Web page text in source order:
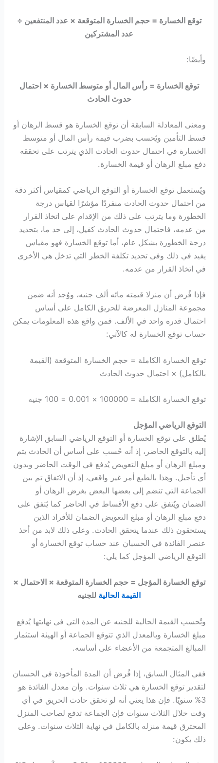
توقع الخسارة = حجم الخسارة المتوقعة × عدد المنتفعين ÷
عدد المشتركين
وأيضًا:
توقع الخسارة = رأس المال أو متوسط الخسارة × احتمال
حدوث الحادث
ومعنى المعادلة السابقة أن توقع الخسارة هو قسط الرهان أو
قسط التأمين ويُحسب بضرب قيمة رأس المال أو متوسط
الخسارة في احتمال حدوث الحادث الذي يترتب على تحققه
دفع مبلغ الرهان أو قيمة الخسارة.
ويُستعمل توقع الخسارة أو التوقع الرياضي كمقياس أكثر دقة
من احتمال حدوث الحادث منفردًا مؤشرًا لقياس درجة
الخطورة وما يترتب على ذلك من الإقدام على اتخاذ القرار
من عدمه، فاحتمال حدوث الحادث كفيل، إلى حد ما، بتحديد
درجة الخطورة بشكل عام، أما توقع الخسارة فهو مقياس
يفيد في ذلك وفي تحديد تكلفة الخطر التي تدخل هي الأخرى
في اتخاذ القرار من عدمه.
فإذا فُرض أن منزلا قيمته مائه ألف جنيه، ووُجد أنه ضمن
مجموعة المنازل المعرضة للحريق الكامل على أساس
احتمال قدره واحد في الألف. فمن واقع هذه المعلومات يمكن
حساب توقع الخسارة له كالآتي:
توقع الخسارة الكاملة = حجم الخسارة المتوقعة (القيمة
بالكامل) × احتمال حدوث الحادث
توقع الخسارة الكاملة = 100000 × 0.001 = 100 جنيه
التوقع الرياضي المؤجل
يُطلق على توقع الخسارة أو التوقع الرياضي السابق الإشارة
إليه بالتوقع الحاضر، إذ أنه حُسب على أساس أن الحادث يتم
ومبلغ الرهان أو مبلغ التعويض يُدفع في الوقت الحاضر وبدون
أي تأجيل. وهذا بالطبع أمر غير واقعي، إذ أن الاتفاق تم بين
الجماعة التي تنضم إلى بعضها البعض بغرض الرهان أو
الضمان ويُتفق على دفع الأقساط في الحاضر كما يُتفق على
دفع مبلغ الرهان أو مبلغ التعويض الضمان للأفراد الذين
يستحقون ذلك عندما يتحقق الحادث. وعلى ذلك لابد من أخذ
عنصر الفائدة في الحسبان عند حساب توقع الخسارة أو
التوقع الرياضي المؤجل كما يلي:
توقع الخسارة المؤجل = حجم الخسارة المتوقعة × الاحتمال ×
القيمة الحالية للجنيه
وتُحسب القيمة الحالية للجنيه عن المدة التي في نهايتها يُدفع
مبلغ الخسارة وبالمعدل الذي تتوقع الجماعة أو الهيئة استثمار
المبالغ المتجمعة من الأعضاء على أساسه.
ففي المثال السابق، إذا فُرض أن المدة المأخوذة في الحسبان
لتقدير توقع الخسارة هي ثلاث سنوات. وأن معدل الفائدة هو
3% سنويًا. فإن هذا يعني أنه لو تحقق حادث الحريق في أي
وقت خلال الثلاث سنوات فإن الجماعة تدفع لصاحب المنزل
المحترق قيمة منزله بالكامل في نهاية الثلاث سنوات. وعلى
ذلك يكون: